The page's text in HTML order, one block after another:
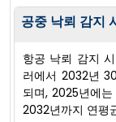
공중 낙뢰 감지
항공 낙뢰 감지
러에서 2032년
되며, 2025년에
2032년까지 연평